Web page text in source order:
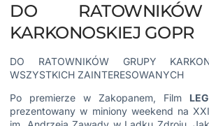
DO
KARKONOSKIEJ GOPR
DO RATOWNIKÓW GRUPY
WSZYSTKICH ZAINTERESOWANYCH
Po premierze w Zakopanem, Film
prezentowany w miniony weekend na